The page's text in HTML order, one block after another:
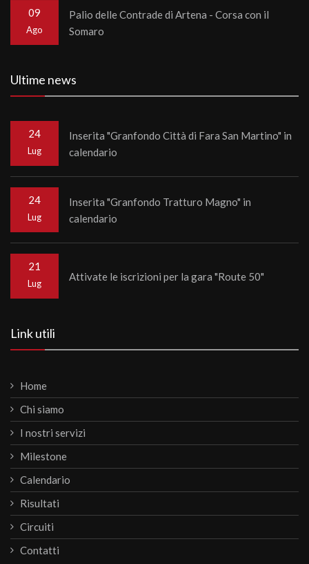
09
Ago
Palio delle Contrade di Artena - Corsa con il
Somaro
Ultime news
24
Lug
Inserita "Granfondo Città di Fara San Martino" in
calendario
24
Lug
Inserita "Granfondo Tratturo Magno" in
calendario
21
Lug
Attivate le iscrizioni per la gara "Route 50"
Link utili
Home
Chi siamo
I nostri servizi
Milestone
Calendario
Risultati
Circuiti
Contatti